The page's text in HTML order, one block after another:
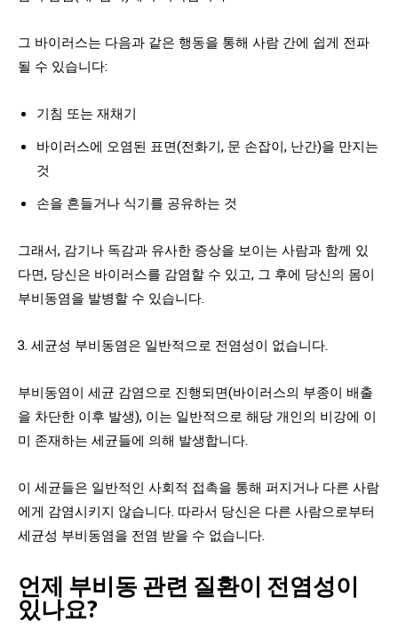
그 바이러스는 다음과 같은 행동을 통해 사람 간에 쉽게 전파
될 수 있습니다:
기침 또는 재채기
바이러스에 오염된 표면(전화기, 문 손잡이, 난간)을 만지는
것
손을 흔들거나 식기를 공유하는 것
그래서, 감기나 독감과 유사한 증상을 보이는 사람과 함께 있
다면, 당신은 바이러스를 감염할 수 있고, 그 후에 당신의 몸이
부비동염을 발병할 수 있습니다.
3. 세균성 부비동염은 일반적으로 전염성이 없습니다.
부비동염이 세균 감염으로 진행되면(바이러스의 부종이 배출
을 차단한 이후 발생), 이는 일반적으로 해당 개인의 비강에 이
미 존재하는 세균들에 의해 발생합니다.
이 세균들은 일반적인 사회적 접촉을 통해 퍼지거나 다른 사람
에게 감염시키지 않습니다. 따라서 당신은 다른 사람으로부터
세균성 부비동염을 전염 받을 수 없습니다.
언제 부비동 관련 질환이 전염성이
있나요?